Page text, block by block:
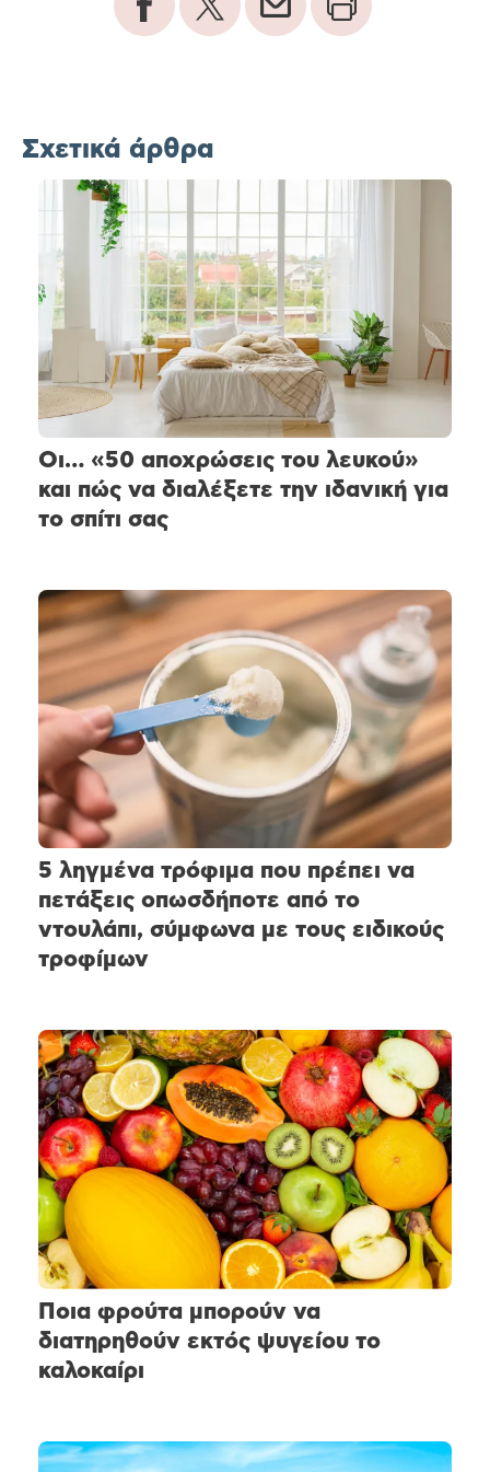
Σχετικά άρθρα
Οι… «50 αποχρώσεις του λευκού»
και πώς να διαλέξετε την ιδανική για
το σπίτι σας
5 ληγμένα τρόφιμα που πρέπει να
πετάξεις οπωσδήποτε από το
ντουλάπι, σύμφωνα με τους ειδικούς
τροφίμων
Ποια φρούτα μπορούν να
διατηρηθούν εκτός ψυγείου το
καλοκαίρι